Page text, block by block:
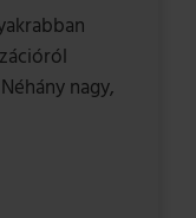
nagy,